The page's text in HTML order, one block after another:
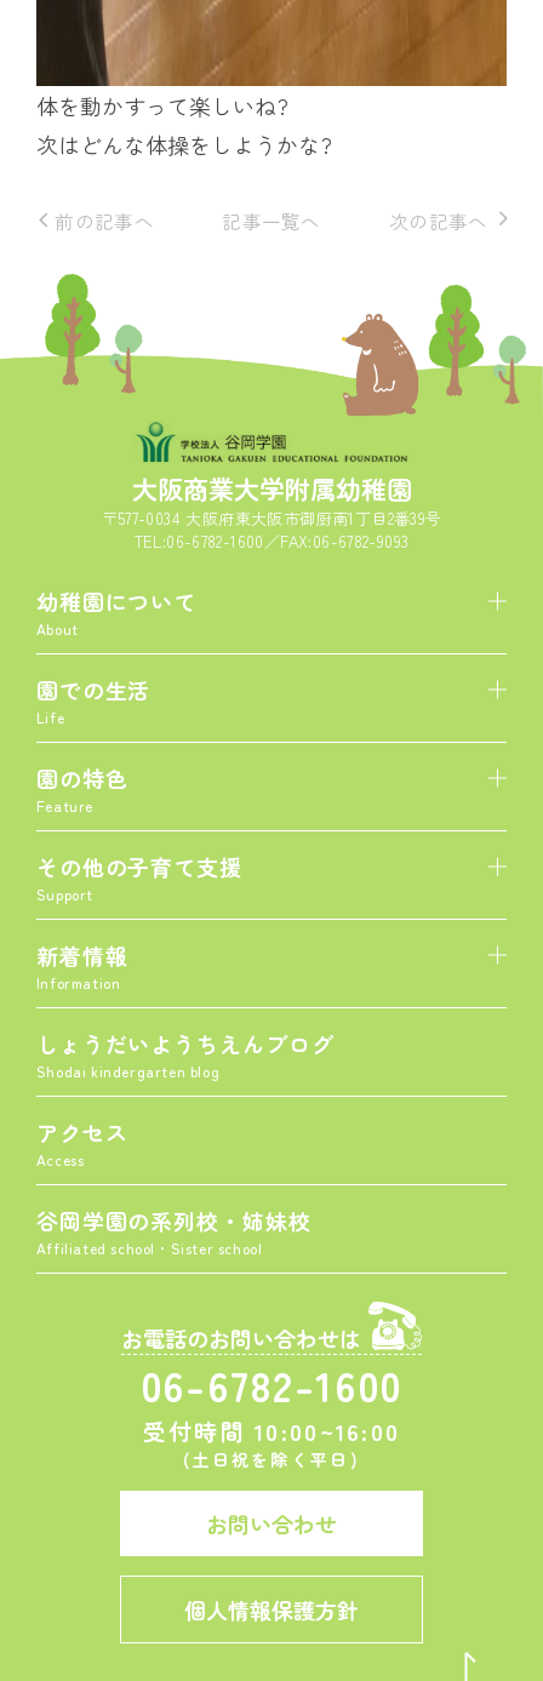
体を動かすって楽しいね?
次はどんな体操をしようかな?
前の記事へ 記事一覧へ 次の記事へ
大阪商業大学附属幼稚園
〒577-0034 大阪府東大阪市御厨南1丁目2番39号
TEL:06-6782-1600／FAX:06-6782-9093
幼稚園について
About
園での生活
Life
園の特色
Feature
その他の子育て支援
Support
新着情報
Information
しょうだいようちえんブログ
Shodai kindergarten blog
アクセス
Access
谷岡学園の系列校・姉妹校
Affiliated school・Sister school
お電話のお問い合わせは
06-6782-1600
受付時間 10:00~16:00
(土日祝を除く平日)
お問い合わせ
個人情報保護方針